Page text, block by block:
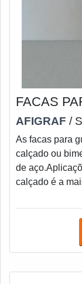
FACAS
AFIGRAF /
As facas para
calçado ou
de
calçado é a
o tratamento
para guilhotina